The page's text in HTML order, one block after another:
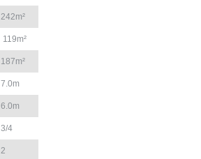
242m²
119m²
187m²
7.0m
6.0m
3/4
2